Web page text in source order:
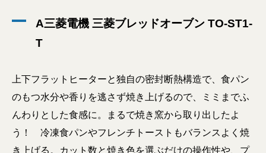
A三菱電機 三菱ブレッドオーブン TO-ST1-
T
上下フラットヒーターと独自の密封断熱構造で、食パン
のもつ水分や香りを逃さず焼き上げるので、ミミまでふ
んわりとした食感に。まるで焼き窯から取り出したよ
う！ 冷凍食パンやフレンチトーストもバランスよく焼
き上げる。カット数と焼き色を選ぶだけの操作性や、プ